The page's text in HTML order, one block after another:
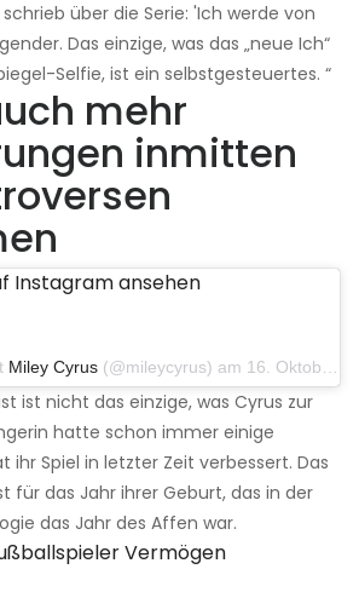
über die Serie: 'Ich werde von
Das einzige, was das „neue Ich“
Selfie, ist ein selbstgesteuertes. “
mehr
inmitten
Instagram ansehen
Miley Cyrus (@mileycyrus) am 16. Oktober 2019 um 19:04 Uhr PDT
ist nicht das einzige, was Cyrus zur
hatte schon immer einige
ihr Spiel in letzter Zeit verbessert. Das
für das Jahr ihrer Geburt, das in der
das Jahr des Affen war.
Vermögen